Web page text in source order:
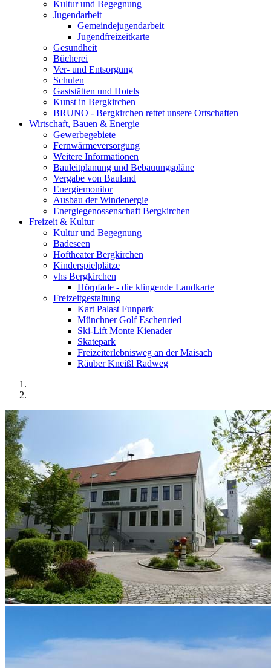
Kultur und Begegnung
Jugendarbeit
Gemeindejugendarbeit
Jugendfreizeitkarte
Gesundheit
Bücherei
Ver- und Entsorgung
Schulen
Gaststätten und Hotels
Kunst in Bergkirchen
BRUNO - Bergkirchen rettet unsere Ortschaften
Wirtschaft, Bauen & Energie
Gewerbegebiete
Fernwärmeversorgung
Weitere Informationen
Bauleitplanung und Bebauungspläne
Vergabe von Bauland
Energiemonitor
Ausbau der Windenergie
Energiegenossenschaft Bergkirchen
Freizeit & Kultur
Kultur und Begegnung
Badeseen
Hoftheater Bergkirchen
Kinderspielplätze
vhs Bergkirchen
Hörpfade - die klingende Landkarte
Freizeitgestaltung
Kart Palast Funpark
Münchner Golf Eschenried
Ski-Lift Monte Kienader
Skatepark
Freizeiterlebnisweg an der Maisach
Räuber Kneißl Radweg